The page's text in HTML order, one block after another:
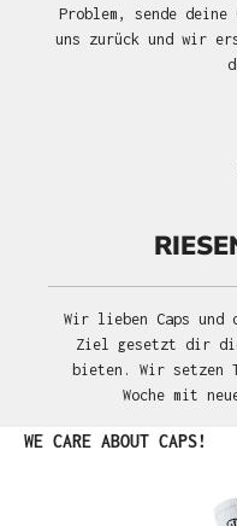
Problem, sende deine
uns zurück und wir
Wir lieben Caps und
Ziel gesetzt dir die
bieten. Wir setzen
Woche mit
Produktgalerie
WE CARE ABOUT CAPS!